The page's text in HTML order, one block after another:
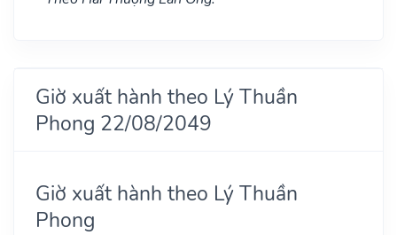
Giờ xuất hành theo Lý Thuần
Phong 22/08/2049
Giờ xuất hành theo Lý Thuần
Phong